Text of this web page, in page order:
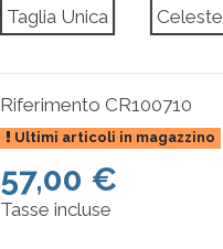
Taglia Unica
Celeste
Riferimento CR100710
Ultimi articoli in magazzino
57,00 €
Tasse incluse